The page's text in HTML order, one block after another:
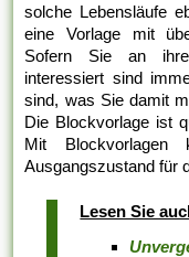
solche Lebensläufe
eine Vorlage mit
Sofern Sie an
interessiert sind
sind, was Sie damit
Die Blockvorlage ist
Mit Blockvorlagen
Ausgangszustand für
Lesen Sie